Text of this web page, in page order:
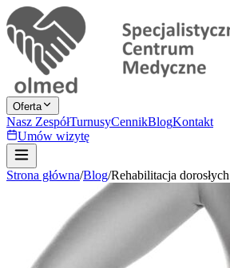
Oferta
Nasz ZespółTurnusyCennikBlogKontakt
Umów wizytę
Strona główna/Blog/Rehabilitacja dorosłych